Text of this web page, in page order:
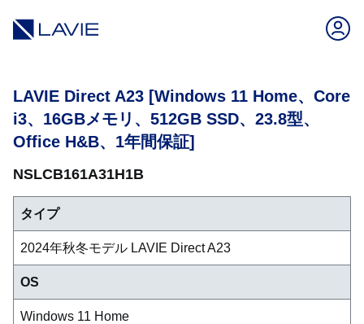
LAVIE Direct A23 [Windows 11 Home、Core
i3、16GBメモリ、512GB SSD、23.8型、
Office H&B、1年間保証]
NSLCB161A31H1B
タイプ
2024年秋冬モデル LAVIE Direct A23
OS
Windows 11 Home